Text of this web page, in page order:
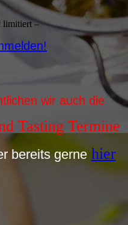
limitiert –
wir auch die
Tasting Termine
bereits gerne hier